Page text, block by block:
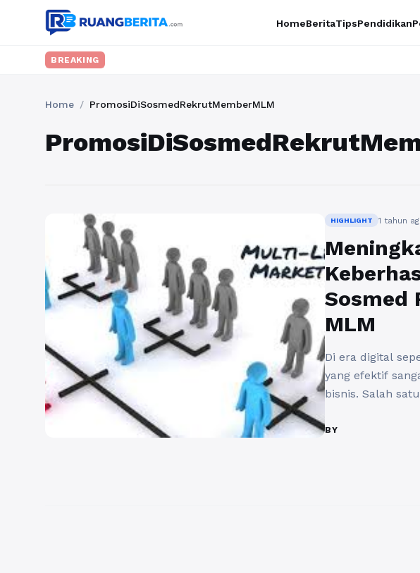
HomeBeritaTipsPendidikan
BREAKING
Home / PromosiDiSosmedRekrutMemberMLM
HIGHLIGHT 1 tahun
Sosmed
MLM
Di era digital
yang efektif
bisnis. Salah
member MLM.
BY